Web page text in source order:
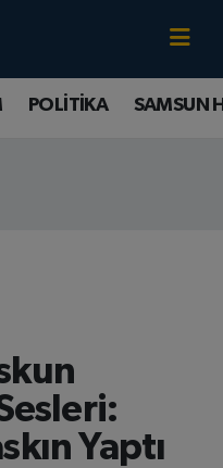
POLİTİKA SAMSUN
Yaptı